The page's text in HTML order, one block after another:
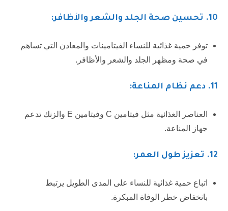
10. تحسين صحة الجلد والشعر والأظافر:
توفر حمية غذائية للنساء الفيتامينات والمعادن التي تساهم
في صحة ومظهر الجلد والشعر والأظافر.
11. دعم نظام المناعة:
العناصر الغذائية مثل فيتامين C وفيتامين E والزنك تدعم
جهاز المناعة.
12. تعزيز طول العمر:
اتباع حمية غذائية للنساء على المدى الطويل يرتبط
بانخفاض خطر الوفاة المبكرة.